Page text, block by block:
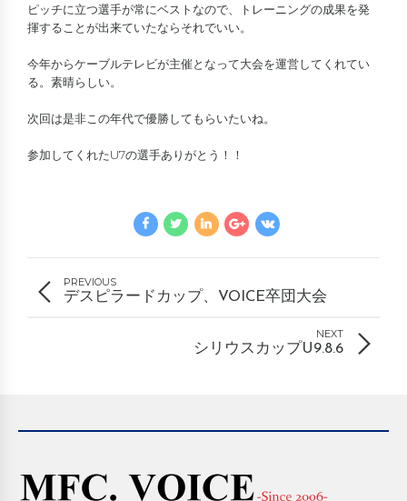
ピッチに立つ選手が常にベストなので、トレーニングの成果を発
揮することが出来ていたならそれでいい。
今年からケーブルテレビが主催となって大会を運営してくれてい
る。素晴らしい。
次回は是非この年代で優勝してもらいたいね。
参加してくれたU7の選手ありがとう！！
PREVIOUS
デスピラードカップ、VOICE卒団大会
NEXT
シリウスカップU9.8.6